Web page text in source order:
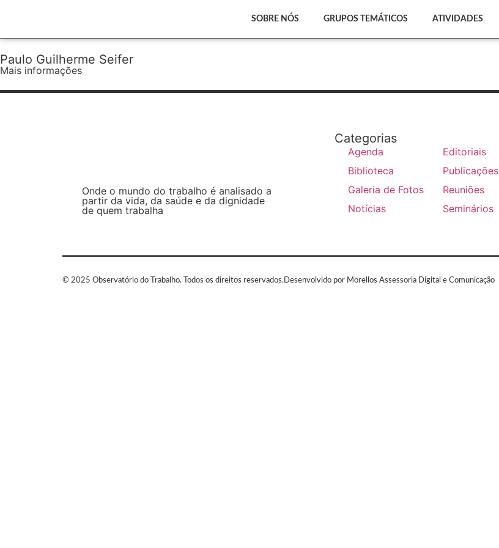
SOBRE NÓS GRUPOS TEMÁTICOS ATIVIDADES
Paulo Guilherme Seifer
Mais informações
Onde o mundo do trabalho é analisado a
partir da vida, da saúde e da dignidade
de quem trabalha
Categorias
Agenda
Biblioteca
Galeria de Fotos
Notícias
Editoriais
Publicações
Reuniões
Seminários
© 2025 Observatório do Trabalho. Todos os direitos reservados.Desenvolvido por Morellos Assessoria Digital e Comunicação